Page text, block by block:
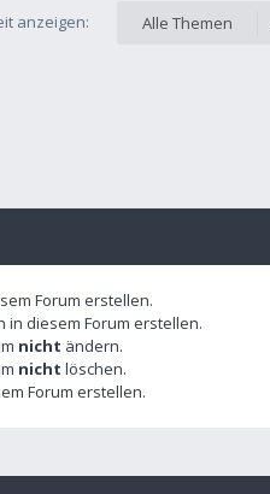
anzeigen: Alle Themen
Forum erstellen.
in diesem Forum erstellen.
nicht ändern.
nicht löschen.
Forum erstellen.